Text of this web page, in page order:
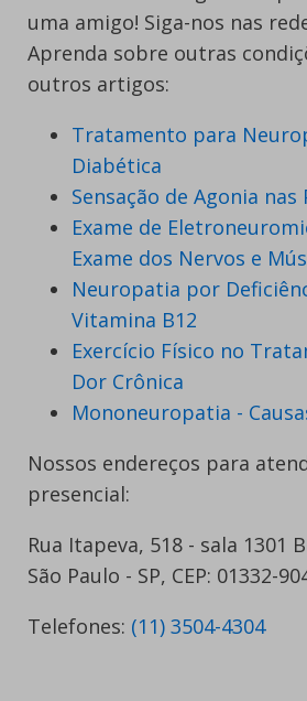
uma amigo! Siga-nos nas
Aprenda sobre outras
outros artigos:
Tratamento para
Diabética
Sensação de Agonia nas
Exame de
Exame dos Nervos e
Neuropatia por
Vitamina B12
Exercício Físico no
Dor Crônica
Mononeuropatia -
Nossos endereços para
presencial:
Rua Itapeva, 518 - sala 1301
São Paulo - SP, CEP: 01332-
Telefones: (11) 3504-4304